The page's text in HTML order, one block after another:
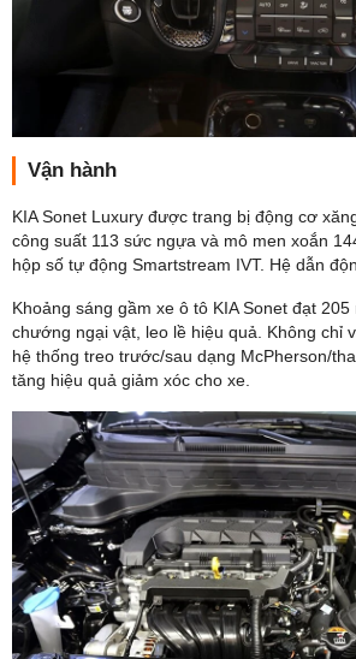
Vận hành
KIA Sonet Luxury được trang bị động cơ
công suất 113 sức ngựa và mô men xoắn
hộp số tự động Smartstream IVT. Hệ dẫn
Khoảng sáng gầm xe ô tô KIA Sonet đạt
chướng ngại vật, leo lề hiệu quả. Không chỉ
hệ thống treo trước/sau dạng McPherson/
tăng hiệu quả giảm xóc cho xe.